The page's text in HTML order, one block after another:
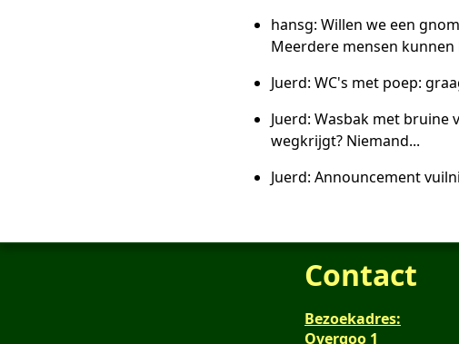
hansg: Willen we een
Meerdere mensen
Juerd: WC's met poep:
Juerd: Wasbak met
wegkrijgt? Niemand...
Juerd: Announcement
Contact
Bezoekadres:
Overgoo 1